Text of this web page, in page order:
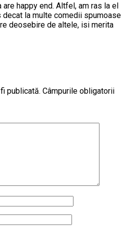
happy end. Altfel, am ras la el
decat la multe comedii spumoase
deosebire de altele, isi merita
publicată. Câmpurile obligatorii